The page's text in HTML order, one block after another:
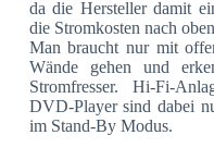
da die Hersteller damit
die Stromkosten nach
Man braucht nur mit
Wände gehen und
Stromfresser. Hi-Fi-
DVD-Player sind dabei
im Stand-By Modus.